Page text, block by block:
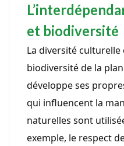
et biodiversité
La diversité
biodiversité de la
développe ses
qui influencent la
naturelles sont
exemple, le respect